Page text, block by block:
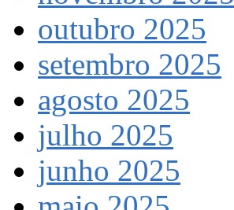
outubro 2025
setembro 2025
agosto 2025
julho 2025
junho 2025